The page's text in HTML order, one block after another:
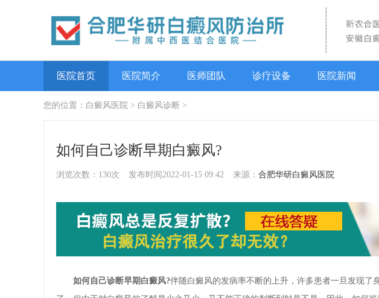
医院首页 医院简介 医师团队 诊疗设备 医院新闻
您的位置： 白癜风医院 > 白癜风诊断 >
如何自己诊断早期白癜风?
浏览次数：130次 发布时间2022-01-15 09:42 来源： 合肥华研白癜风医院
如何自己诊断早期白癜风?伴随白癜风的发病率不断的上升，许多患者一旦发现了